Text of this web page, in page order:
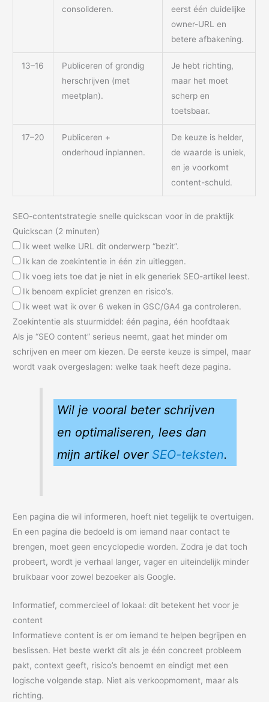
consolideren.
eerst één duidelijke
owner-URL en
betere afbakening.
13–16
Publiceren of grondig
herschrijven (met
meetplan).
Je hebt richting,
maar het moet
scherp en
toetsbaar.
17–20
Publiceren +
onderhoud inplannen.
De keuze is helder,
de waarde is uniek,
en je voorkomt
content-schuld.
SEO-contentstrategie snelle quickscan voor in de praktijk
Quickscan (2 minuten)
Ik weet welke URL dit onderwerp “bezit”.
Ik kan de zoekintentie in één zin uitleggen.
Ik voeg iets toe dat je niet in elk generiek SEO-artikel leest.
Ik benoem expliciet grenzen en risico’s.
Ik weet wat ik over 6 weken in GSC/GA4 ga controleren.
Zoekintentie als stuurmiddel: één pagina, één hoofdtaak
Als je “SEO content” serieus neemt, gaat het minder om
schrijven en meer om kiezen. De eerste keuze is simpel, maar
wordt vaak overgeslagen: welke taak heeft deze pagina.
Wil je vooral beter schrijven
en optimaliseren, lees dan
mijn artikel over SEO-teksten.
Een pagina die wil informeren, hoeft niet tegelijk te overtuigen.
En een pagina die bedoeld is om iemand naar contact te
brengen, moet geen encyclopedie worden. Zodra je dat toch
probeert, wordt je verhaal langer, vager en uiteindelijk minder
bruikbaar voor zowel bezoeker als Google.
Informatief, commercieel of lokaal: dit betekent het voor je
content
Informatieve content is er om iemand te helpen begrijpen en
beslissen. Het beste werkt dit als je één concreet probleem
pakt, context geeft, risico’s benoemt en eindigt met een
logische volgende stap. Niet als verkoopmoment, maar als
richting.